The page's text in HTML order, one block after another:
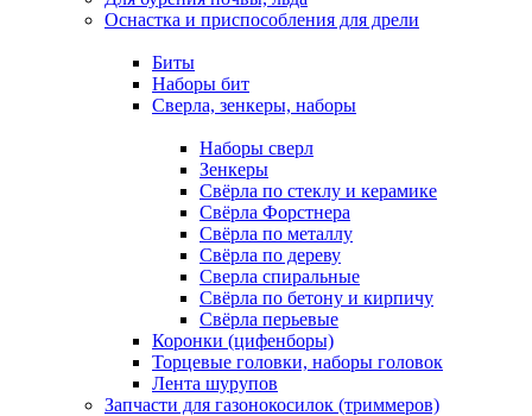
Оснастка и приспособления для дрели
Биты
Наборы бит
Сверла, зенкеры, наборы
Наборы сверл
Зенкеры
Свёрла по стеклу и керамике
Свёрла Форстнера
Свёрла по металлу
Свёрла по дереву
Сверла спиральные
Свёрла по бетону и кирпичу
Свёрла перьевые
Коронки (цифенборы)
Торцевые головки, наборы головок
Лента шурупов
Запчасти для газонокосилок (триммеров)